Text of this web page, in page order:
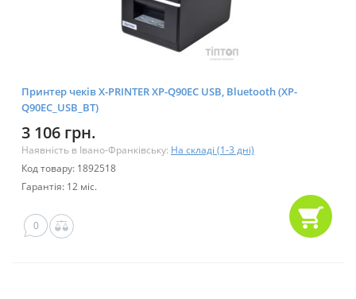
Принтер чеків X-PRINTER XP-Q90EC USB, Bluetooth (XP-
Q90EC_USB_BT)
3 106 грн.
Наявність в Івано-Франківську: На складі (1-3 дні)
Код товару: 1892518
Гарантія: 12 міс.
0